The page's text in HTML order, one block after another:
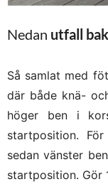
Nedan utfall
Så samlat med
där både knä-
höger ben i
startposition.
sedan vänster
startposition. Gör